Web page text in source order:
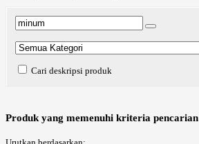
Cari deskripsi produk
Produk yang memenuhi kriteria pencarian